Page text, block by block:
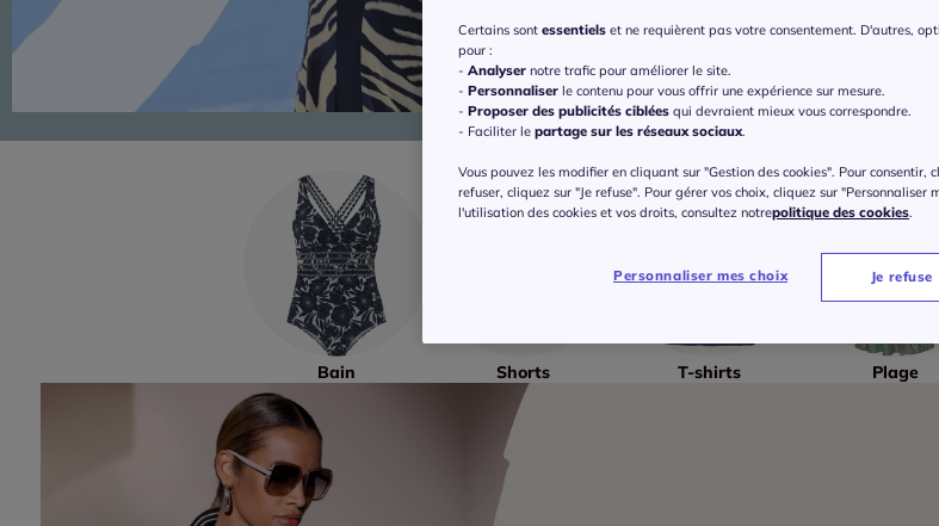
Bain Shorts T-shirts Plage
Certains sont essentiels et ne requièrent pas votre consentement. D'autres,
pour :
- Analyser notre trafic pour améliorer le site.
- Personnaliser le contenu pour vous offrir une expérience sur mesure.
- Proposer des publicités ciblées qui devraient mieux vous correspondre.
- Faciliter le partage sur les réseaux sociaux.
Vous pouvez les modifier en cliquant sur "Gestion des cookies". Pour consentir,
refuser, cliquez sur "Je refuse". Pour gérer vos choix, cliquez sur "Personnaliser
l'utilisation des cookies et vos droits, consultez notrepolitique des cookies.
Personnaliser mes choix Je refuse